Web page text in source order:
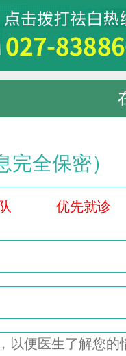
完全保密）
优先就诊